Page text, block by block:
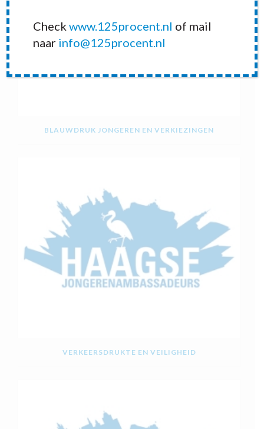
BLAUWDRUK JONGEREN EN VERKIEZINGEN
VERKEERSDRUKTE EN VEILIGHEID
Checkwww.125procent.nl of mail
naar info@125procent.nl